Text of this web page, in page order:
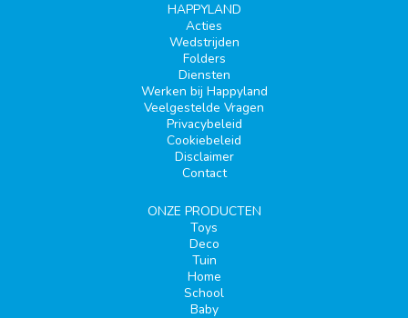
HAPPYLAND
Acties
Wedstrijden
Folders
Diensten
Werken bij Happyland
Veelgestelde Vragen
Privacybeleid
Cookiebeleid
Disclaimer
Contact
ONZE PRODUCTEN
Toys
Deco
Tuin
Home
School
Baby